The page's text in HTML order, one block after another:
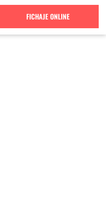
FICHAJE ONLINE